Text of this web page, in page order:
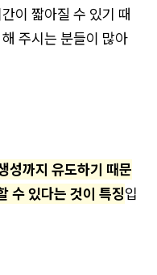
이 짧아질 수 있기 때
주시는 분들이 많아
성까지 유도하기 때문
수 있다는 것이 특징입